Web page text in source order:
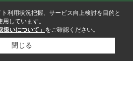
利用状況把握、サービス向上検討を目的と
しています。
扱いについて」 をご確認ください。
閉じる